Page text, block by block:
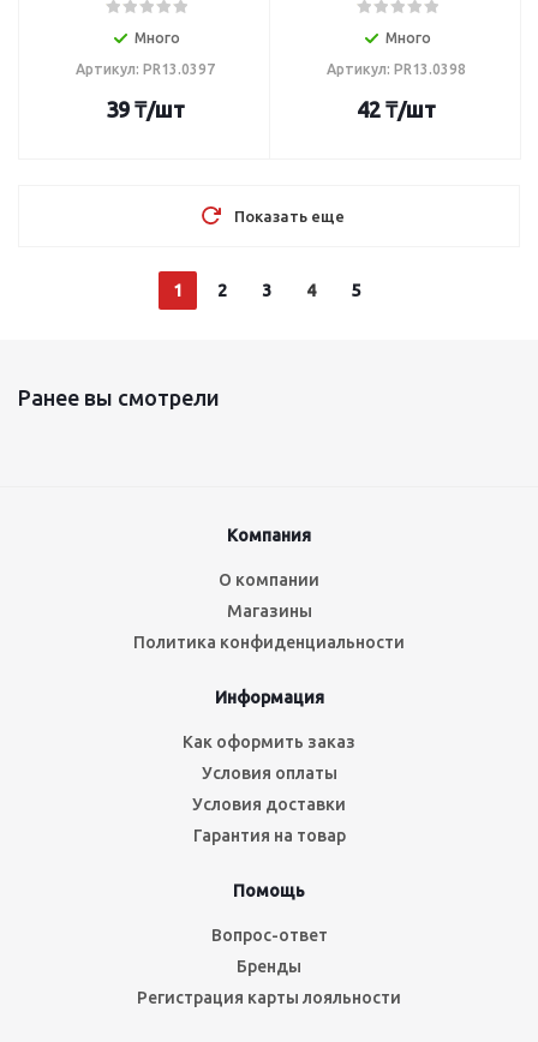
Много
Артикул: PR13.0397
39₸/шт
Много
Артикул: PR13.0398
42₸/шт
Показать еще
1 2 3 4 5
Ранее вы смотрели
Компания
О компании
Магазины
Политика конфиденциальности
Информация
Как оформить заказ
Условия оплаты
Условия доставки
Гарантия на товар
Помощь
Вопрос-ответ
Бренды
Регистрация карты лояльности